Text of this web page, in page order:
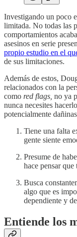
Investigando un poco
limitada. No todas las
comportamientos
asesinos en serie
propio estudio en el
de sus limitaciones.
Además de estos,
relacionados con la
como red flags, no ya
nunca necesites
potencialmente
Tiene una falta
gente siente
Presume de
hace pensar
Busca
algo que es
dependiente y
Entiende los